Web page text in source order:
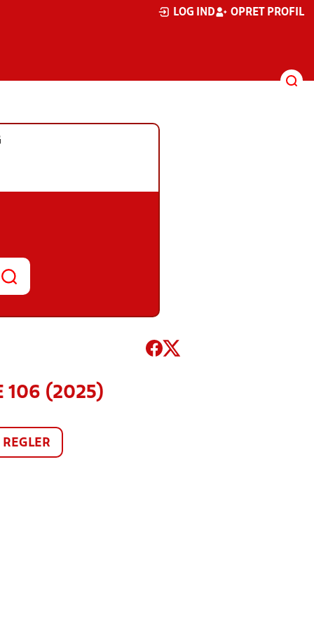
LOG IND OPRET PROFIL
106 (2025)
REGLER